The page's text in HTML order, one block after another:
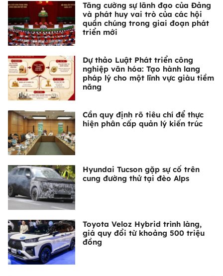
Tăng cường sự lãnh đạo của Đảng
và phát huy vai trò của các hội
quần chúng trong giai đoạn phát
triển mới
Dự thảo Luật Phát triển công
nghiệp văn hóa: Tạo hành lang
pháp lý cho một lĩnh vực giàu tiềm
năng
Cần quy định rõ tiêu chí để thực
hiện phân cấp quản lý kiến trúc
Hyundai Tucson gặp sự cố trên
cung đường thử tại đèo Alps
Toyota Veloz Hybrid trình làng,
giá quy đổi từ khoảng 500 triệu
đồng